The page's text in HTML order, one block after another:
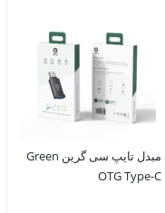
مبدل تایپ سی گرین Green
OTG Type-C